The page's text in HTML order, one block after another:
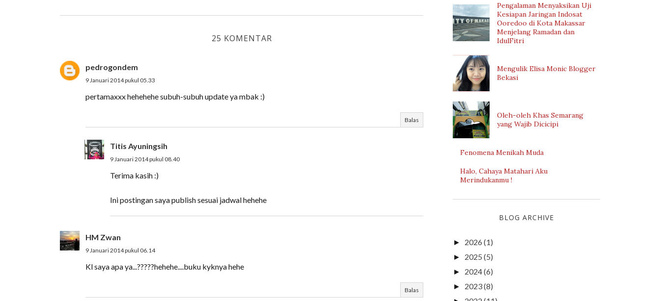
25 KOMENTAR
pedrogondem
9 Januari 2014 pukul 05.33
pertamaxxx hehehehe subuh-subuh update ya mbak :)
Balas
Titis Ayuningsih
9 Januari 2014 pukul 08.40
Terima kasih :)
Ini postingan saya publish sesuai jadwal hehehe
HM Zwan
9 Januari 2014 pukul 06.14
Kl saya apa ya...?????hehehe....buku kyknya hehe
Balas
Pengalaman Menyaksikan Uji
Kesiapan Jaringan Indosat
Ooredoo di Kota Makassar
Menjelang Ramadan dan
IdulFitri
Mengulik Elisa Monic Blogger
Bekasi
Oleh-oleh Khas Semarang
yang Wajib Dicicipi
Fenomena Menikah Muda
Halo, Cahaya Matahari Aku
Merindukanmu !
BLOG ARCHIVE
► 2026 (1)
► 2025 (5)
► 2024(6)
► 2023(8)